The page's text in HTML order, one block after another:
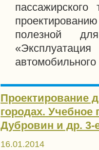
полезной
Проектирование
городах.
Дубровин и др. 3-
16.01.2014